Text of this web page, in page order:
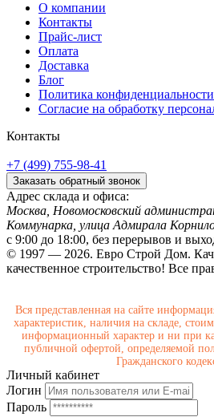
О компании
Контакты
Прайс-лист
Оплата
Доставка
Блог
Политика конфиденциальности
Согласие на обработку
Контакты
+7 (499) 755-98-41
Заказать обратный звонок
Адрес склада и офиса:
Москва, Новомосковский
Коммунарка, улица Адмирала
с 9:00 до 18:00, без перерывов и
© 1997 — 2026. Евро Строй Дом.
качественное строительство! Все
Вся представленная на сайте
характеристик, наличия на складе,
информационный характер и ни при
публичной офертой, определяемой
Гражданского
Личный кабинет
Логин
Пароль